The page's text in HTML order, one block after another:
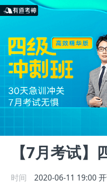
【7月考试】
时间 2020-06-11 19:00